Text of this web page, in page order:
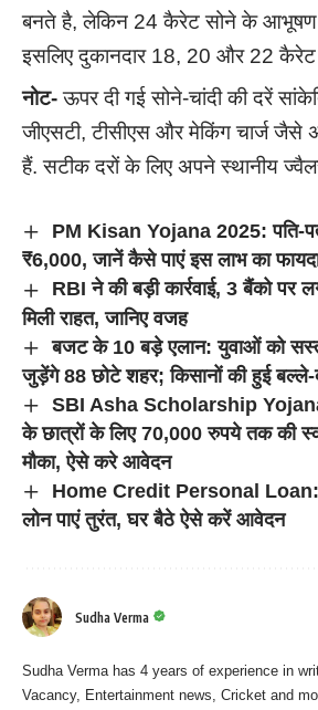
बनते है, लेकिन 24 कैरेट सोने के आभूषण
इसलिए दुकानदार 18, 20 और 22 कैरेट
नोट-ऊपर दी गई सोने-चांदी की दरें
जीएसटी, टीसीएस और मेकिंग चार्ज जैसे
हैं. सटीक दरों के लिए अपने स्थानीय
PM Kisan Yojana 2025: पति-
₹6,000, जानें कैसे पाएं इस लाभ का
RBI ने की बड़ी कार्रवाई, 3 बैंको पर
मिली राहत, जानिए वजह
बजट के 10 बड़े एलान: युवाओं को
जुड़ेंगे 88 छोटे शहर; किसानों की हुई
SBI Asha Scholarship
के छात्रों के लिए 70,000 रुपये तक की
मौका, ऐसे करे आवेदन
Home Credit Personal
लोन पाएं तुरंत, घर बैठे ऐसे करें आवेदन
Sudha Verma
Sudha Verma has 4 years of experience in
Vacancy, Entertainment news, Cricket and